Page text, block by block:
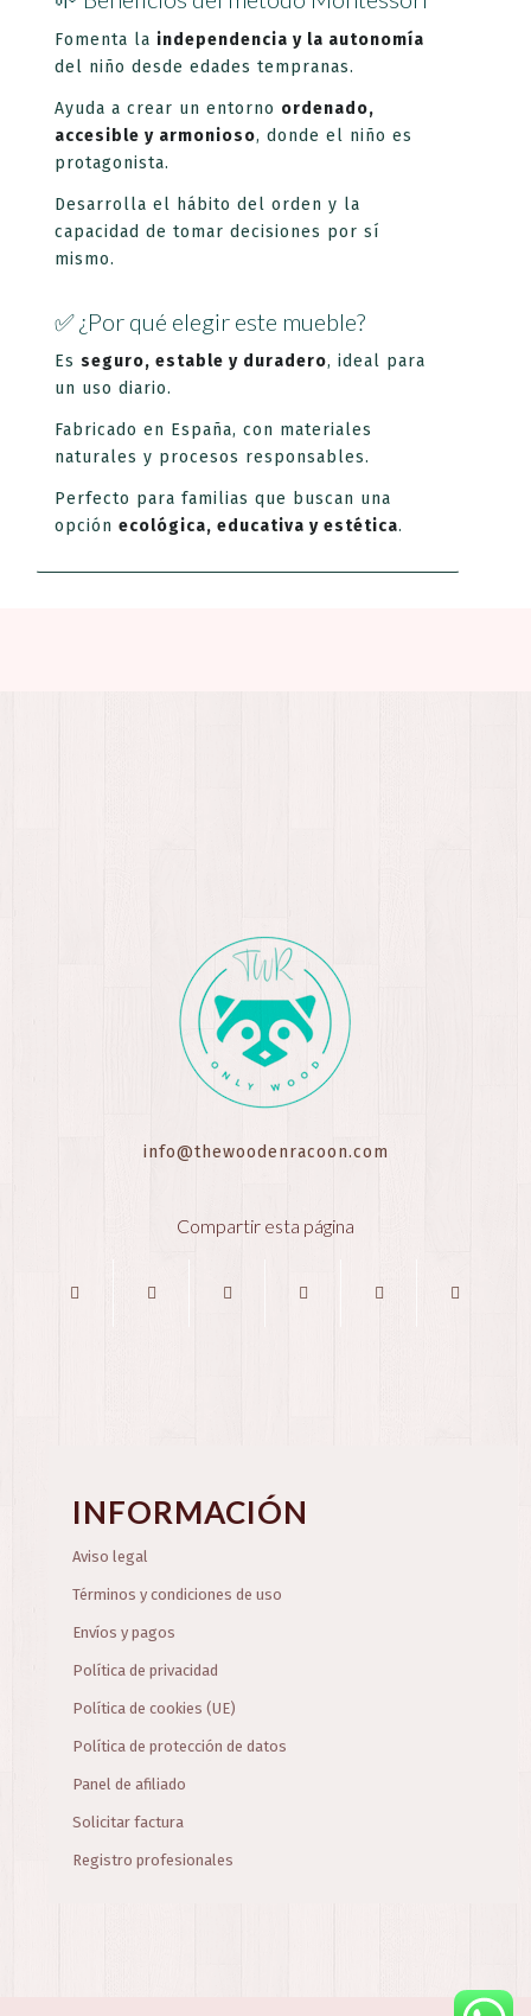
Fomenta la independencia y la autonomía
del niño desde edades tempranas.
Ayuda a crear un entorno ordenado,
accesible y armonioso, donde el niño es
protagonista.
Desarrolla el hábito del orden y la
capacidad de tomar decisiones por sí
mismo.
✅ ¿Por qué elegir este mueble?
Esseguro, estable y duradero, ideal para
un uso diario.
Fabricado en España, con materiales
naturales y procesos responsables.
Perfecto para familias que buscan una
opciónecológica, educativa y estética.
info@thewoodenracoon.com
Compartir esta página
INFORMACIÓN
Aviso legal
Términos y condiciones de uso
Envíos y pagos
Política de privacidad
Política de cookies (UE)
Política de protección de datos
Panel de afiliado
Solicitar factura
Registro profesionales